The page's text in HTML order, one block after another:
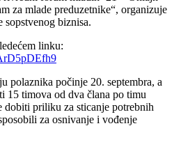
za mlade preduzetnike“, organizuje
sopstvenog biznisa.
linku:
polaznika počinje 20. septembra, a
15 timova od dva člana po timu
dobiti priliku za sticanje potrebnih
za osnivanje i vođenje